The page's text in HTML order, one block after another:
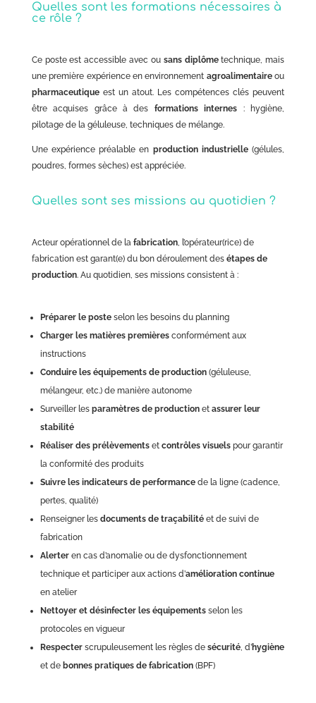
Quelles sont les formations nécessaires à
ce rôle ?
Ce poste est accessible avec ou sans diplômetechnique, mais
une première expérience en environnement agroalimentaireou
pharmaceutiqueest un atout. Les compétences clés peuvent
être acquises grâce à des formations internes : hygiène,
pilotage de la géluleuse, techniques de mélange.
Une expérience préalable en production industrielle(gélules,
poudres, formes sèches) est appréciée.
Quelles sont ses missions au quotidien ?
Acteur opérationnel de la fabrication, l’opérateur(rice) de
fabrication est garant(e) du bon déroulement des étapes de
production. Au quotidien, ses missions consistent à :
Préparer le posteselon les besoins du planning
Charger les matières premièresconformément aux
instructions
Conduire les équipements de production(géluleuse,
mélangeur, etc.) de manière autonome
Surveiller les paramètres de productionet assurer leur
stabilité
Réaliser des prélèvementset contrôles visuelspour garantir
la conformité des produits
Suivre les indicateurs de performancede la ligne (cadence,
pertes, qualité)
Renseigner les documents de traçabilitéet de suivi de
fabrication
Alerteren cas d’anomalie ou de dysfonctionnement
technique et participer aux actions d’amélioration continue
en atelier
Nettoyer et désinfecter les équipementsselon les
protocoles en vigueur
Respecterscrupuleusement les règles de sécurité, d’hygiène
et de bonnes pratiques de fabrication(BPF)